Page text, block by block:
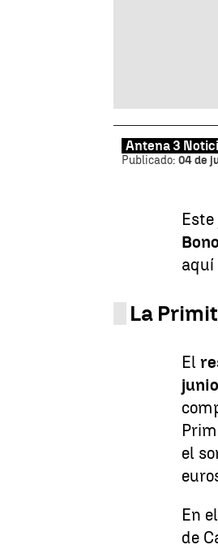
Antena 3
Publicado: 04 de
aquí
La
El
el
En
de